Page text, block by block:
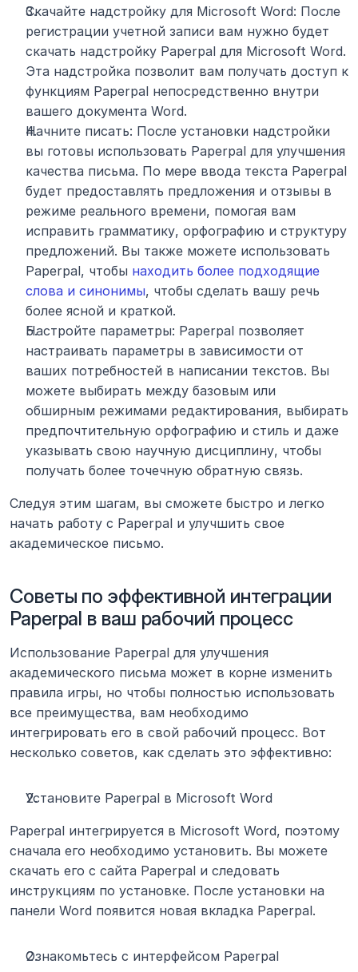
Скачайте надстройку для Microsoft Word: После
регистрации учетной записи вам нужно будет
скачать надстройку Paperpal для Microsoft Word.
Эта надстройка позволит вам получать доступ к
функциям Paperpal непосредственно внутри
вашего документа Word.
Начните писать: После установки надстройки
вы готовы использовать Paperpal для улучшения
качества письма. По мере ввода текста Paperpal
будет предоставлять предложения и отзывы в
режиме реального времени, помогая вам
исправить грамматику, орфографию и структуру
предложений. Вы также можете использовать
Paperpal, чтобы находить более подходящие
слова и синонимы, чтобы сделать вашу речь
более ясной и краткой.
Настройте параметры: Paperpal позволяет
настраивать параметры в зависимости от
ваших потребностей в написании текстов. Вы
можете выбирать между базовым или
обширным режимами редактирования, выбирать
предпочтительную орфографию и стиль и даже
указывать свою научную дисциплину, чтобы
получать более точечную обратную связь.
Следуя этим шагам, вы сможете быстро и легко
начать работу с Paperpal и улучшить свое
академическое письмо.
Советы по эффективной интеграции
Paperpal в ваш рабочий процесс
Использование Paperpal для улучшения
академического письма может в корне изменить
правила игры, но чтобы полностью использовать
все преимущества, вам необходимо
интегрировать его в свой рабочий процесс. Вот
несколько советов, как сделать это эффективно:
Установите Paperpal в Microsoft Word
Paperpal интегрируется в Microsoft Word, поэтому
сначала его необходимо установить. Вы можете
скачать его с сайта Paperpal и следовать
инструкциям по установке. После установки на
панели Word появится новая вкладка Paperpal.
Ознакомьтесь с интерфейсом Paperpal